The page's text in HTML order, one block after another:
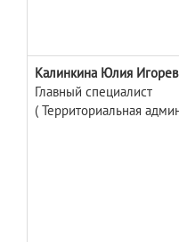
Калинкина Юлия
Главный специалист
( Территориальная